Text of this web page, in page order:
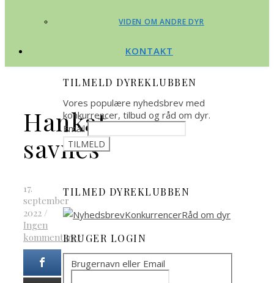
VIDEN OM ANDRE DYR
KONTAKT
Hankat
savnes
17.
september
2022 /
Ingen
kommentarer
TILMELD DYREKLUBBEN
Vores populære nyhedsbrev med
konkurrencer, tilbud og råd om dyr.
Email
TILMED DYREKLUBBEN
BRUGER LOGIN
Brugernavn eller Email